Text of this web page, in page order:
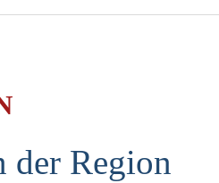
der Region